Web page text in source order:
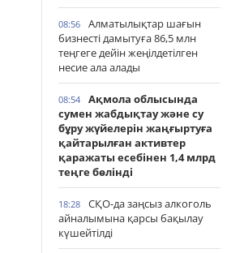
08:56
Алматылықтар шағын
бизнесті дамытуға 86,5 млн
теңгеге дейін жеңілдетілген
несие ала алады
08:54
Ақмола облысында
сумен жабдықтау және су
бұру жүйелерін жаңғыртуға
қайтарылған активтер
қаражаты есебінен 1,4 млрд
теңге бөлінді
18:28
СҚО-да заңсыз алкоголь
айналымына қарсы бақылау
күшейтілді